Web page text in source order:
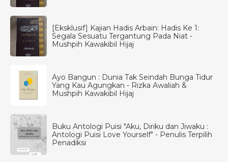
[Eksklusif] Kajian Hadis Arbain: Hadis Ke 1:
Segala Sesuatu Tergantung Pada Niat -
Mushpih Kawakibil Hijaj
Ayo Bangun : Dunia Tak Seindah Bunga Tidur
Yang Kau Agungkan - Rizka Awaliah &
Mushpih Kawakibil Hijaj
Buku Antologi Puisi "Aku, Diriku dan Jiwaku :
Antologi Puisi Love Yourself" - Penulis Terpilih
Penadiksi